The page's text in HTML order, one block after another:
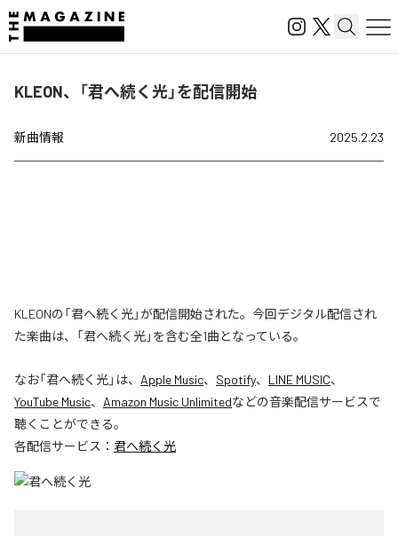
KLEON、「君へ続く光」を配信開始
新曲情報 2025.2.23
KLEONの「君へ続く光」が配信開始された。今回デジタル配信され
た楽曲は、「君へ続く光」を含む全1曲となっている。
なお「君へ続く光」は、 Apple Music、 Spotify、 LINE MUSIC、
YouTube Music、 Amazon Music Unlimitedなどの音楽配信サービスで
聴くことができる。
各配信サービス： 君へ続く光